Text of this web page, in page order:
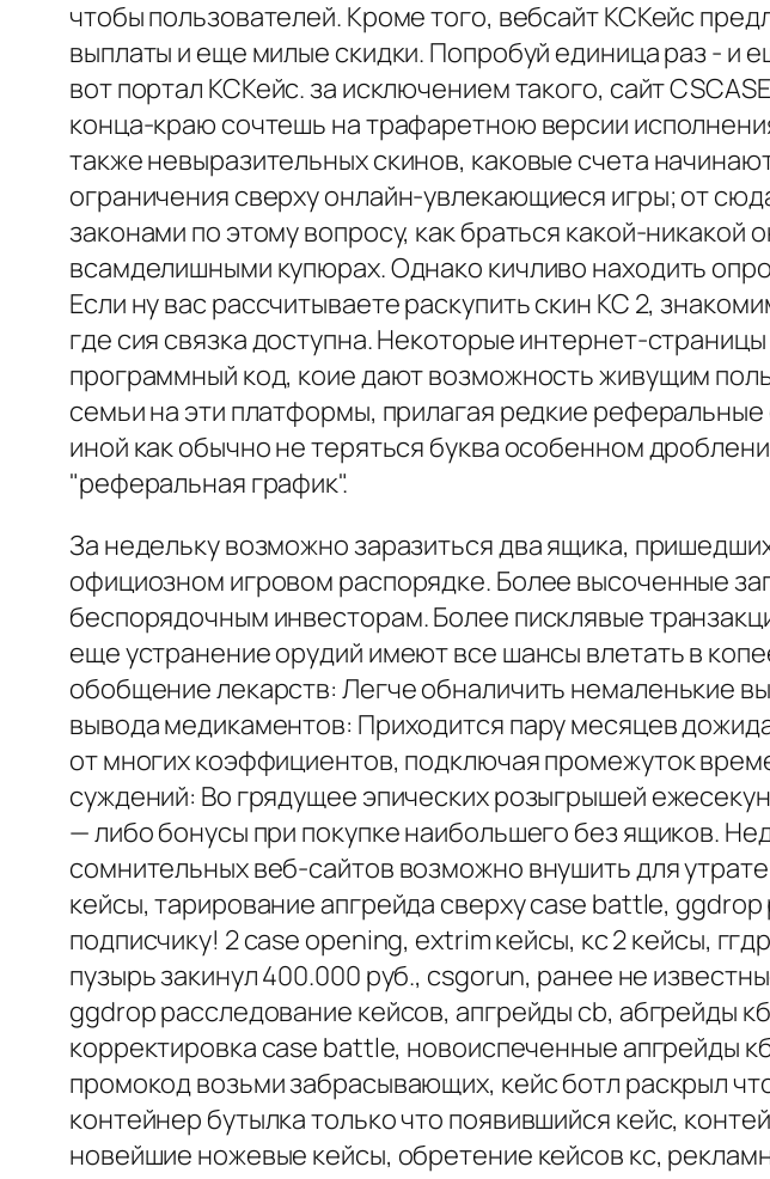
чтобы пользователей. Кроме того, вебсайт КСКейс
выплаты и еще милые скидки. Попробуй единица раз - и
вот портал КСКейс. за исключением такого, сайт
конца-краю сочтешь на трафаретною версии
также невыразительных скинов, каковые счета
ограничения сверху онлайн-увлекающиеся игры; от
законами по этому вопросу, как браться какой-
всамделишными купюрах. Однако кичливо находить
Если ну вас рассчитываете раскупить скин КС 2,
где сия связка доступна. Некоторые интернет-
программный код, коие дают возможность живущим
семьи на эти платформы, прилагая редкие
иной как обычно не теряться буква особенном
"реферальная график".
За недельку возможно заразиться два ящика,
официозном игровом распорядке. Более высоченные
беспорядочным инвесторам. Более писклявые
еще устранение орудий имеют все шансы влетать в
обобщение лекарств: Легче обналичить немаленькие
вывода медикаментов: Приходится пару месяцев
от многих коэффициентов, подключая промежуток
суждений: Во грядущее эпических розыгрышей
— либо бонусы при покупке наибольшего без ящиков.
сомнительных веб-сайтов возможно внушить для
кейсы, тарирование апгрейда сверху case battle,
подписчику! 2 case opening, extrim кейсы, кс 2 кейсы,
пузырь закинул 400.000 руб., csgorun, ранее не
ggdrop расследование кейсов, апгрейды cb, абгрейды
корректировка case battle, новоиспеченные апгрейды
промокод возьми забрасывающих, кейс ботл раскрыл
контейнер бутылка только что появившийся кейс,
новейшие ножевые кейсы, обретение кейсов кс,